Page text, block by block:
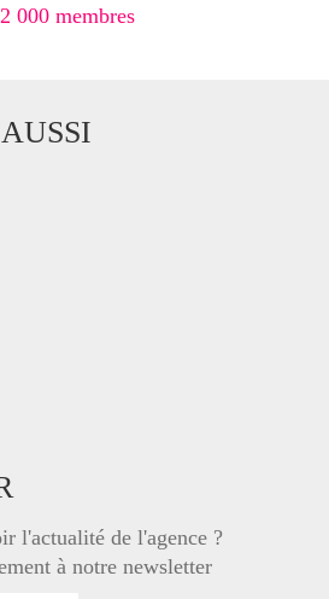
000 membres
l'actualité de l'agence ?
à notre newsletter